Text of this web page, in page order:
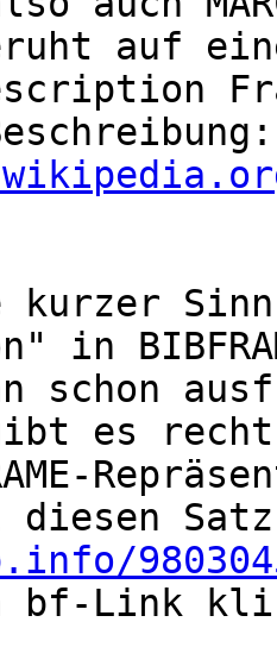
auf
kurzer
in
schon
es
bf-Link